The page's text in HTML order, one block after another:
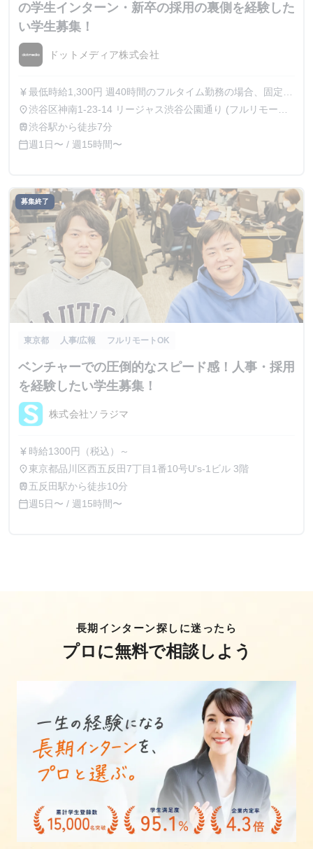
の学生インターン・新卒の採用の裏側を経験した
い学生募集！
ドットメディア株式会社
currency_yen 最低時給1,300円 週40時間のフルタイム勤務の場合、固定月
額制になり、さらに給与UPします。
place渋谷区神南1-23-14 リージャス渋谷公園通り (フルリモート
OK)
train渋谷駅から徒歩7分
calendar_today週1日〜 / 週15時間〜
募集終了
東京都 人事/広報 フルリモートOK
ベンチャーでの圧倒的なスピード感！人事・採用
を経験したい学生募集！
株式会社ソラジマ
currency_yen 時給1300円（税込）～
place東京都品川区西五反田7丁目1番10号U's-1ビル 3階
train 五反田駅から徒歩10分
calendar_today週5日〜 / 週15時間〜
長期インターン探しに迷ったら
プロに無料で相談しよう